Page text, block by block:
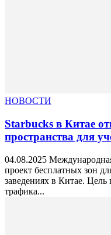
НОВОСТИ
Starbucks в Китае
пространства для
04.08.2025
проект бесплатных зон
заведениях в Китае.
трафика...